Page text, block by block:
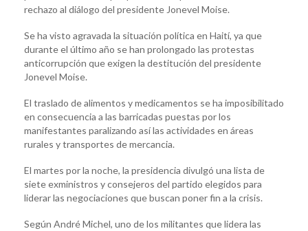
rechazo al diálogo del presidente Jonevel Moise.
Se ha visto agravada la situación política en Haití, ya que
durante el último año se han prolongado las protestas
anticorrupción que exigen la destitución del presidente
Jonevel Moise.
El traslado de alimentos y medicamentos se ha imposibilitado
en consecuencia a las barricadas puestas por los
manifestantes paralizando así las actividades en áreas
rurales y transportes de mercancia.
El martes por la noche, la presidencia divulgó una lista de
siete exministros y consejeros del partido elegidos para
liderar las negociaciones que buscan poner fin a la crisis.
Según André Michel, uno de los militantes que lidera las